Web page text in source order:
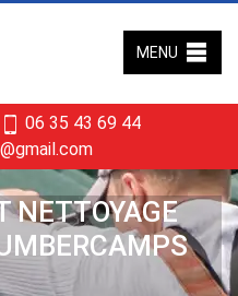
06 35 43 69 44
MENU
NETTOYAGE